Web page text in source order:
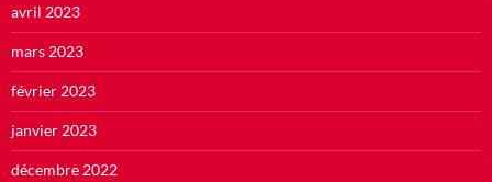
avril 2023
mars 2023
février 2023
janvier 2023
décembre 2022